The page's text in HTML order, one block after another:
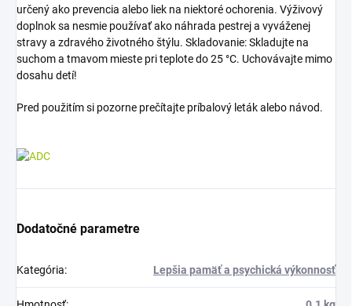
určený ako prevencia alebo liek na niektoré ochorenia. Výživový
doplnok sa nesmie používať ako náhrada pestrej a vyváženej
stravy a zdravého životného štýlu. Skladovanie: Skladujte na
suchom a tmavom mieste pri teplote do 25 °C. Uchovávajte mimo
dosahu detí!
Pred použitím si pozorne prečítajte príbalový leták alebo návod.
Dodatočné parametre
Kategória: Lepšia pamäť a psychická výkonnosť